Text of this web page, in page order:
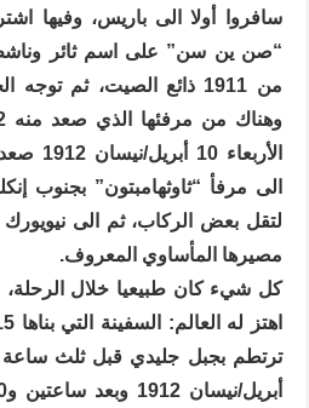
سافروا أولا الى باريس، وفيها
“صن ين سن” على اسم ثائر
من 1911 ذائع الصيت، ثم
الى مرفأ “ثاوثهامبتون” بجنوب
لتقل بعض الركاب، ثم الى
مصيرها المأساوي المعروف.